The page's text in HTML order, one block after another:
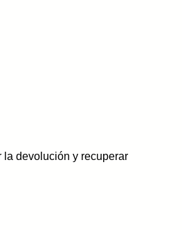
la devolución y recuperar